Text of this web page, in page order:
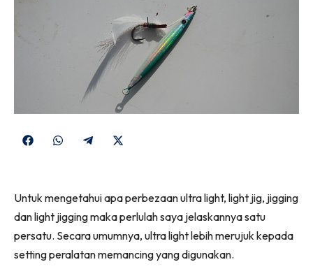
Share
Share
Share
(Twitter)
Untuk mengetahui apa perbezaan ultra light, light jig, jigging
dan light jigging maka perlulah saya jelaskannya satu
persatu. Secara umumnya, ultra light lebih merujuk kepada
setting peralatan memancing yang digunakan.